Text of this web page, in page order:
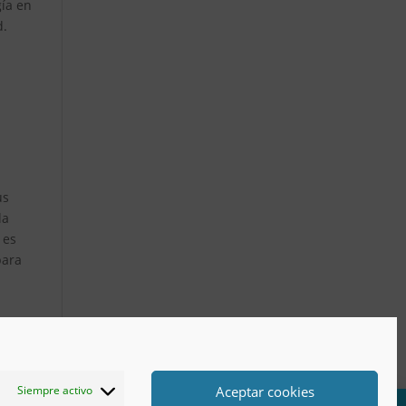
Siempre activo Aceptar cookies
en